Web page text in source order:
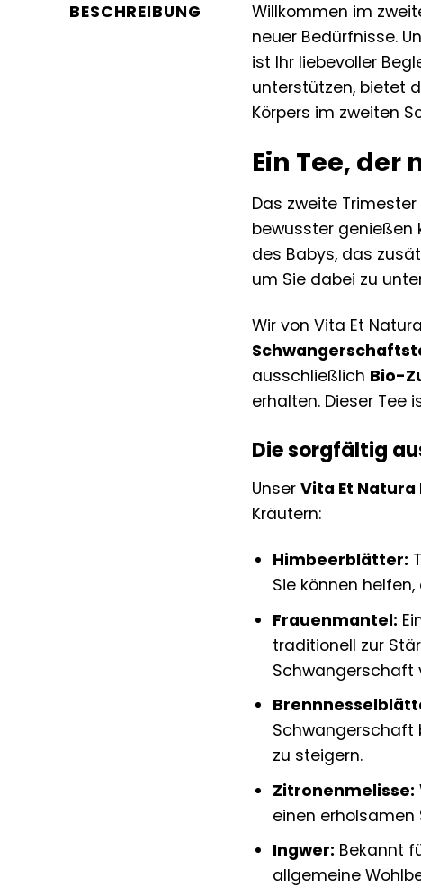
BESCHREIBUNG
Willkommen im
neuer Bedürfnisse.
ist Ihr liebevoller
unterstützen, bietet
Körpers im zweiten
Ein Tee,
Das zweite
bewusster genießen
des Babys, das
um Sie dabei zu
Wir von Vita Et
ausschließlich Bio-
erhalten. Dieser Tee
Die sorgfältig
UnserVita Et Natura
Kräutern:
Himbeerblätter:
Sie können
Frauenmantel:
traditionell zur
Schwangerschaft
Schwangerschaft
zu steigern.
Zitronenmelisse:
einen erholsamen
Ingwer: Bekannt
allgemeine